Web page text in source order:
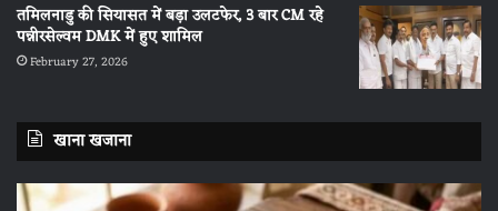
तमिलनाडु की सियासत में बड़ा उलटफेर, 3 बार CM रहे
पन्नीरसेल्वम DMK में हुए शामिल
February 27, 2026
खाना खजाना